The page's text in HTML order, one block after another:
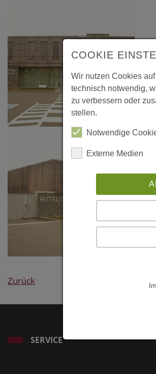
Zurück
SERVICE
COOKIE
Wir nutzen Cookies
technisch notwendig,
zu verbessern oder
stellen.
Notwendige
Externe Medien